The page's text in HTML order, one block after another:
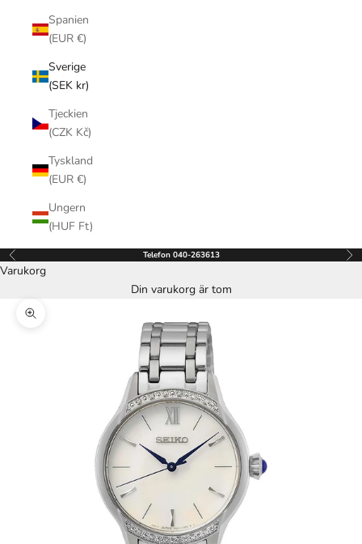
Spanien
(EUR €)
Sverige
(SEK kr)
Tjeckien
(CZK Kč)
Tyskland
(EUR €)
Ungern
(HUF Ft)
Föregående Telefon 040-263613
Varukorg
Din varukorg är tom
Zooma